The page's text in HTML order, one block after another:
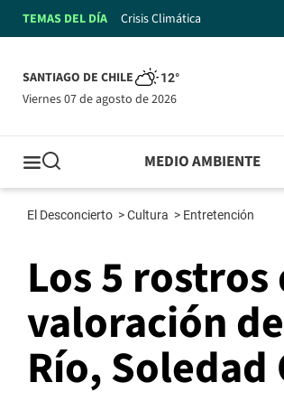
TEMAS DEL DÍA Crisis Climática
SANTIAGO DE CHILE 12°
viernes 07 de agosto de 2026
MEDIO AMBIENTE
El Desconcierto >Cultura > Entretención
Los 5
valoración
Río,